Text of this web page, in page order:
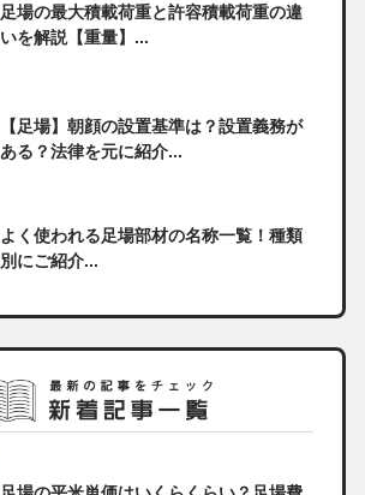
足場の最大積載荷重と許容積載荷重の違
いを解説【重量】...
【足場】朝顔の設置基準は？設置義務が
ある？法律を元に紹介...
よく使われる足場部材の名称一覧！種類
別にご紹介...